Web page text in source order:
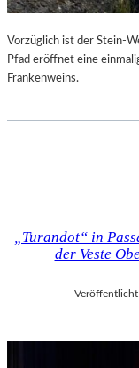
Vorzüglich ist der Stein-
Pfad eröffnet eine
Frankenweins.
„Turandot“ in
der Veste
Veröffentlicht